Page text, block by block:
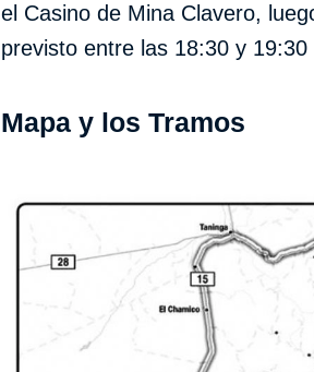
el Casino de Mina Clavero,
previsto entre las 18:30 y 19:30
Mapa y los Tramos